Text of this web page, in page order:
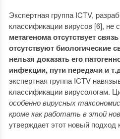
Экспертная группа ICTV,
классификации вирусов [6], не
метагенома отсутствует
отсутствуют биологические
нельзя доказать его
инфекции, пути передачи и
экспертная группа ICTV
классификации вирусологам.
особенно вирусных
кроме как работать в этой
утверждает этот новый подход